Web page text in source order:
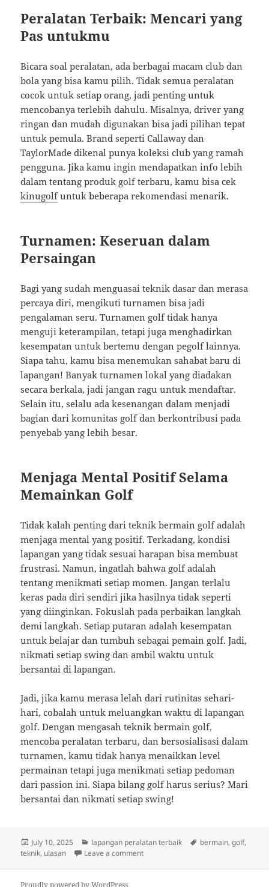
Peralatan Terbaik: Mencari yang
Pas untukmu
Bicara soal peralatan, ada berbagai macam club dan
bola yang bisa kamu pilih. Tidak semua peralatan
cocok untuk setiap orang, jadi penting untuk
mencobanya terlebih dahulu. Misalnya, driver yang
ringan dan mudah digunakan bisa jadi pilihan tepat
untuk pemula. Brand seperti Callaway dan
TaylorMade dikenal punya koleksi club yang ramah
pengguna. Jika kamu ingin mendapatkan info lebih
dalam tentang produk golf terbaru, kamu bisa cek
kinugolfuntuk beberapa rekomendasi menarik.
Turnamen: Keseruan dalam
Persaingan
Bagi yang sudah menguasai teknik dasar dan merasa
percaya diri, mengikuti turnamen bisa jadi
pengalaman seru. Turnamen golf tidak hanya
menguji keterampilan, tetapi juga menghadirkan
kesempatan untuk bertemu dengan pegolf lainnya.
Siapa tahu, kamu bisa menemukan sahabat baru di
lapangan! Banyak turnamen lokal yang diadakan
secara berkala, jadi jangan ragu untuk mendaftar.
Selain itu, selalu ada kesenangan dalam menjadi
bagian dari komunitas golf dan berkontribusi pada
penyebab yang lebih besar.
Menjaga Mental Positif Selama
Memainkan Golf
Tidak kalah penting dari teknik bermain golf adalah
menjaga mental yang positif. Terkadang, kondisi
lapangan yang tidak sesuai harapan bisa membuat
frustrasi. Namun, ingatlah bahwa golf adalah
tentang menikmati setiap momen. Jangan terlalu
keras pada diri sendiri jika hasilnya tidak seperti
yang diinginkan. Fokuslah pada perbaikan langkah
demi langkah. Setiap putaran adalah kesempatan
untuk belajar dan tumbuh sebagai pemain golf. Jadi,
nikmati setiap swing dan ambil waktu untuk
bersantai di lapangan.
Jadi, jika kamu merasa lelah dari rutinitas sehari-
hari, cobalah untuk meluangkan waktu di lapangan
golf. Dengan mengasah teknik bermain golf,
mencoba peralatan terbaru, dan bersosialisasi dalam
turnamen, kamu tidak hanya menaikkan level
permainan tetapi juga menikmati setiap pedoman
dari passion ini. Siapa bilang golf harus serius? Mari
bersantai dan nikmati setiap swing!
Posted
on
July 10, 2025 Categories
lapangan peralatan terbaik Tags
bermain,golf,
teknik, ulasan Leave a commenton Swing Santai: Tips Golf,